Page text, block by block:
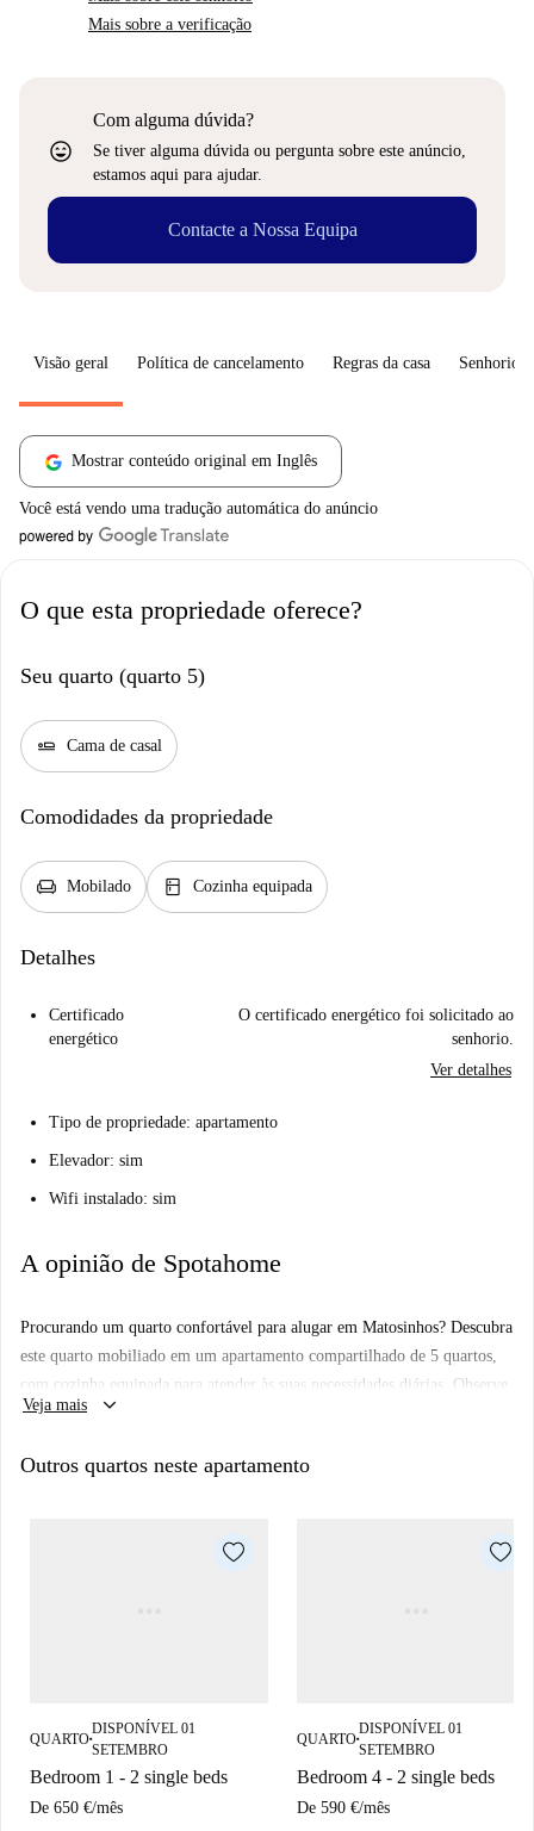
Mais sobre a verificação
sentiment_very_satisfied
Com alguma dúvida?
Se tiver alguma dúvida ou pergunta sobre este anúncio,
estamos aqui para ajudar.
Contacte a Nossa Equipa
Visão geral Política de cancelamento Regras da casa Senhorio
Mostrar conteúdo original em Inglês
Você está vendo uma tradução automática do anúncio
O que esta propriedade oferece?
Seu quarto (quarto 5)
airline_seat_flat Cama de casal
Comodidades da propriedade
chair Mobilado kitchen Cozinha equipada
Detalhes
Certificado
energético
O certificado energético foi solicitado ao
senhorio.
Ver detalhes
Tipo de propriedade: apartamento
Elevador: sim
Wifi instalado: sim
A opinião de Spotahome
Procurando um quarto confortável para alugar em Matosinhos? Descubra
este quarto mobiliado em um apartamento compartilhado de 5 quartos,
com cozinha equipada para atender às suas necessidades diárias. Observe
que este anúncio não foi verificado pessoalmente pela Spotahome; no
à confiabilidade.
nas proximidades, incluindo a estação de metrô Matosinhos Sul, a
atração turística Marjope Publicidade e Informática e opções
Veja mais keyboard_arrow_down
Outros quartos neste apartamento
QUARTO■
DISPONÍVEL 01
SETEMBRO
Bedroom 1 - 2 single beds
De 650 €/mês
QUARTO■
DISPONÍVEL 01
SETEMBRO
Bedroom 4 - 2 single beds
De 590 €/mês